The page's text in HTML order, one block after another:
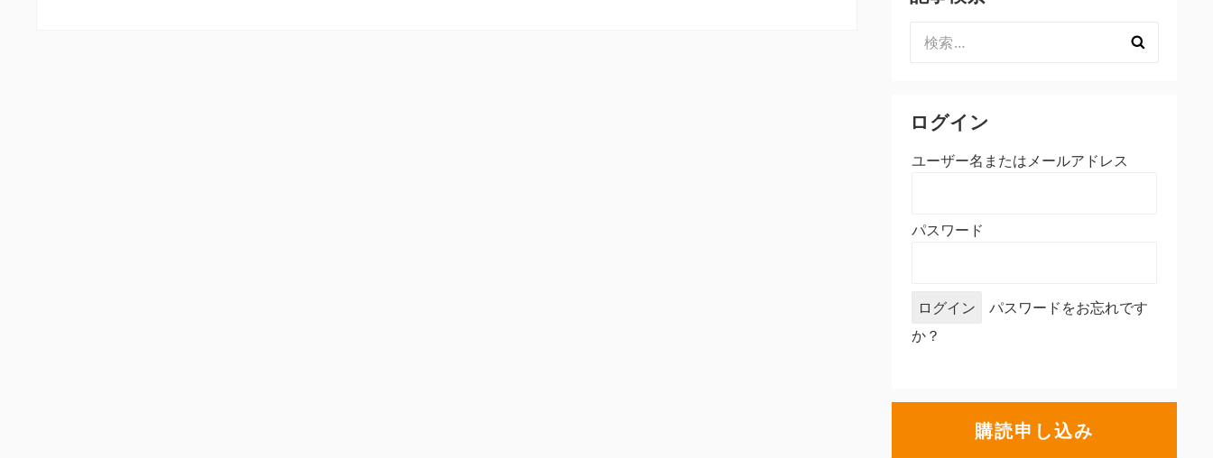
索:
ログイン
ユーザー名またはメールアドレス
パスワード
パスワードをお忘れです
か？
購読申し込み